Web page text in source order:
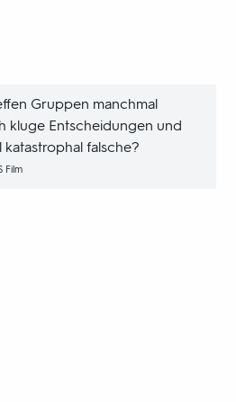
Gruppen manchmal
kluge Entscheidungen und
katastrophal falsche?
Film